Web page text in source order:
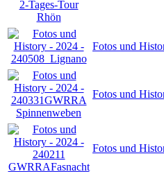
Fotos und
Fotos und
Fotos und